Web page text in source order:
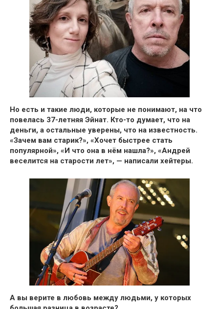
Но есть и такие люди, которые не понимают, на что
повелась 37-летняя Эйнат. Кто-то думает, что на
деньги, а остальные уверены, что на известность.
«Зачем вам старик?», «Хочет быстрее стать
популярной», «И что она в нём нашла?», «Андрей
веселится на старости лет», — написали хейтеры.
А вы верите в любовь между людьми, у которых